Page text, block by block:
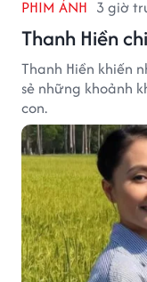
PHIM ẢNH 3 giờ
Thanh Hiền
Thanh Hiền khiến
sẻ những khoảnh
con.